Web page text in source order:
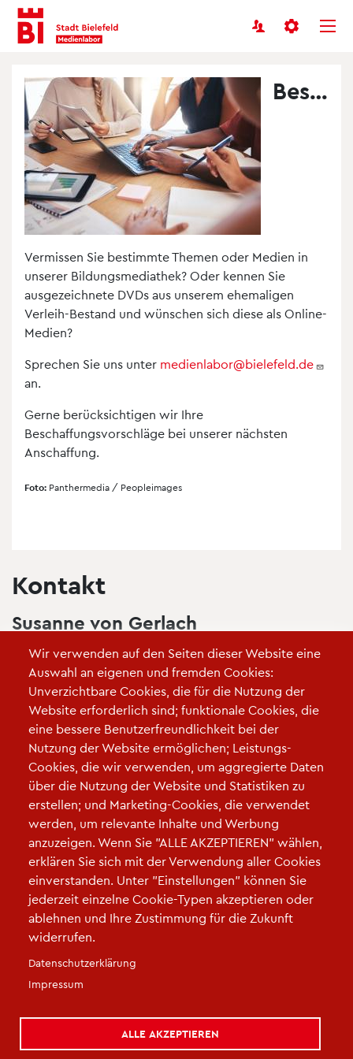
Inhalt
anspringen
Menü
anspringen
Benutzermenü
Beschaffungsvorschläge
Vermissen Sie bestimmte Themen oder Medien in
unserer Bildungsmediathek? Oder kennen Sie
ausgezeichnete DVDs aus unserem ehemaligen
Verleih-Bestand und wünschen sich diese als Online-
Medien?
Sprechen Sie uns unter medienlabor@bielefeld.de
an.
Gerne berücksichtigen wir Ihre
Beschaffungsvorschläge bei unserer nächsten
Anschaffung.
Foto: Panthermedia / Peopleimages
Kontakt
Susanne von Gerlach
Bildungsmediathek / Verwaltung
Amt für Schule
Medienlabor
Turnerstr. 5-9
33602 Bielefeld
Telefon:
0521-512342
E-Mail:
susanne.vongerlach@bielefeld.de
FußzeileImpressum|Datenschutz
Wir verwenden auf den Seiten dieser Website eine
Auswahl an eigenen und fremden Cookies:
Unverzichtbare Cookies, die für die Nutzung der
Website erforderlich sind; funktionale Cookies, die
eine bessere Benutzerfreundlichkeit bei der
Nutzung der Website ermöglichen; Leistungs-
Cookies, die wir verwenden, um aggregierte Daten
über die Nutzung der Website und Statistiken zu
erstellen; und Marketing-Cookies, die verwendet
werden, um relevante Inhalte und Werbung
anzuzeigen. Wenn Sie "ALLE AKZEPTIEREN" wählen,
erklären Sie sich mit der Verwendung aller Cookies
einverstanden. Unter "Einstellungen" können Sie
jederzeit einzelne Cookie-Typen akzeptieren oder
ablehnen und Ihre Zustimmung für die Zukunft
widerrufen.
Datenschutzerklärung
Impressum
ALLE AKZEPTIEREN